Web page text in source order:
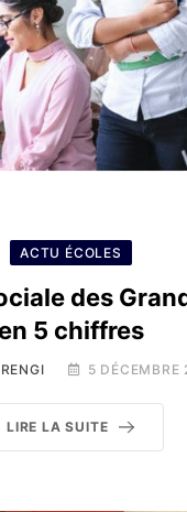
ACTU ÉCOLES
des
en 5 chiffres
5 DÉCEMBRE
LIRE LA SUITE